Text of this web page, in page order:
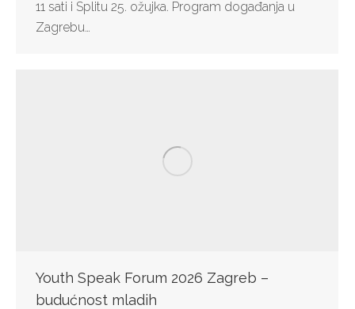
11 sati i Splitu 25. ožujka. Program događanja u
Zagrebu…
Youth Speak Forum 2026 Zagreb –
budućnost mladih